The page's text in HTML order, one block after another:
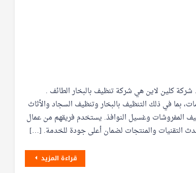
كلين لاين هي شركة تنظيف بالبخار الطائف .
بما في ذلك التنظيف بالبخار وتنظيف السجاد والأثاث
المفروشات وغسيل النوافذ. يستخدم فريقهم من عمال
التقنيات والمنتجات لضمان أعلى جودة للخدمة. […]
قراءة المزيد